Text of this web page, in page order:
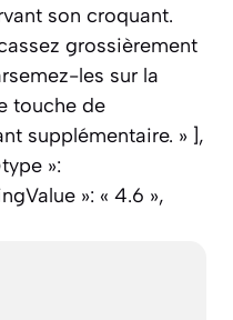
son croquant.
grossièrement
les sur la
touche de
supplémentaire. » ],
»:
»: « 4.6 »,